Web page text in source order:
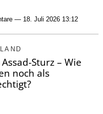
— 18. Juli 2026 13:12
Sturz – Wie
noch als